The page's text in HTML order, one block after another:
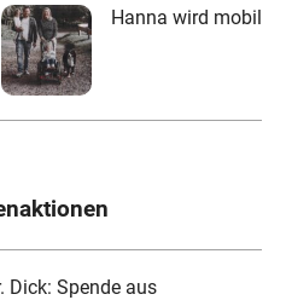
Hanna wird mobil
Dick: Spende aus